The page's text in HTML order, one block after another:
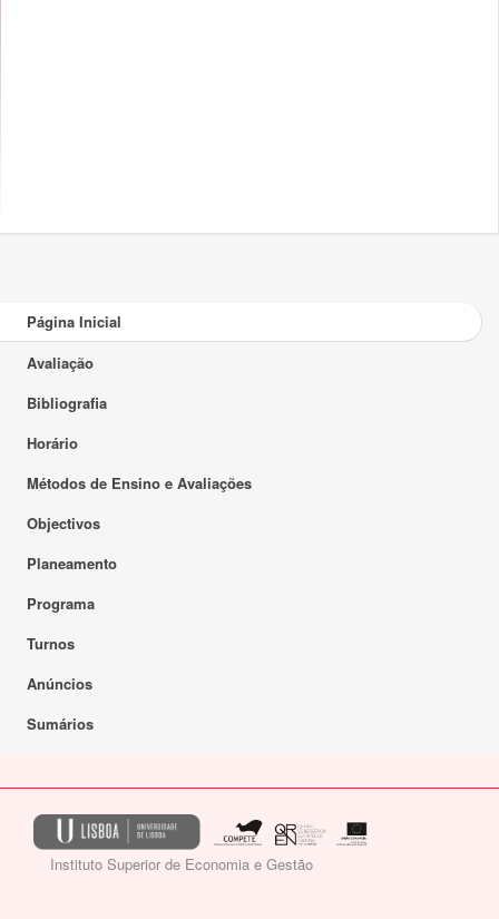
Página Inicial
Avaliação
Bibliografia
Horário
Métodos de Ensino e Avaliações
Objectivos
Planeamento
Programa
Turnos
Anúncios
Sumários
Instituto Superior de Economia e Gestão